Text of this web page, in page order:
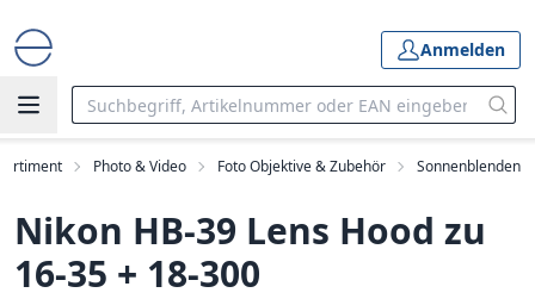
Anmelden
Photo & Video Foto Objektive & Zubehör Sonnenblenden
Nikon HB-39 Lens Hood zu
16-35 + 18-300